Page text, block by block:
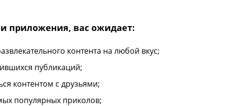
приложения, вас ожидает:
контента на любой вкус;
публикаций;
контентом с друзьями;
популярных приколов;